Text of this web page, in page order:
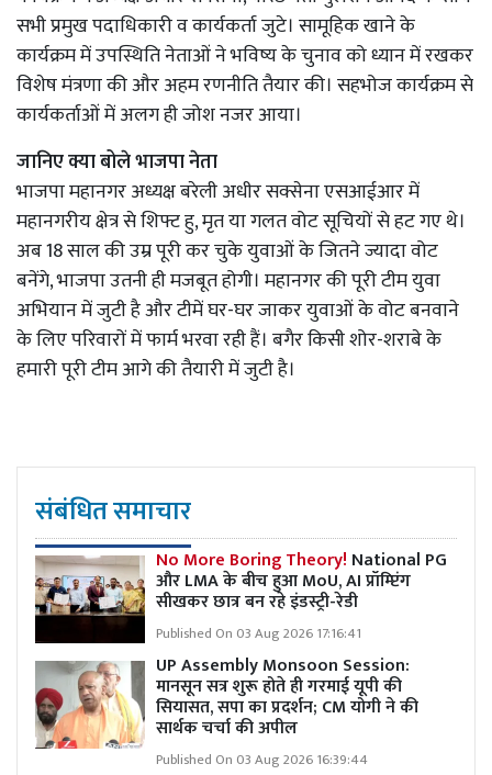
सभी प्रमुख पदाधिकारी व कार्यकर्ता जुटे। सामूहिक खाने के
कार्यक्रम में उपस्थिति नेताओं ने भविष्य के चुनाव को ध्यान में रखकर
विशेष मंत्रणा की और अहम रणनीति तैयार की। सहभोज कार्यक्रम से
कार्यकर्ताओं में अलग ही जोश नजर आया।
जानिए क्या बोले भाजपा नेता
भाजपा महानगर अध्यक्ष बरेली अधीर सक्सेना एसआईआर में
महानगरीय क्षेत्र से शिफ्ट हु, मृत या गलत वोट सूचियों से हट गए थे।
अब 18 साल की उम्र पूरी कर चुके युवाओं के जितने ज्यादा वोट
बनेंगे, भाजपा उतनी ही मजबूत होगी। महानगर की पूरी टीम युवा
अभियान में जुटी है और टीमें घर-घर जाकर युवाओं के वोट बनवाने
के लिए परिवारों में फार्म भरवा रही हैं। बगैर किसी शोर-शराबे के
हमारी पूरी टीम आगे की तैयारी में जुटी है।
संबंधित समाचार
No More Boring Theory! National PG
और LMA के बीच हुआ MoU, AI प्रॉम्प्टिंग
सीखकर छात्र बन रहे इंडस्ट्री-रेडी
Published On 03 Aug 2026 17:16:41
UP Assembly Monsoon Session:
मानसून सत्र शुरू होते ही गरमाई यूपी की
सियासत, सपा का प्रदर्शन; CM योगी ने की
सार्थक चर्चा की अपील
Published On 03 Aug 2026 16:39:44